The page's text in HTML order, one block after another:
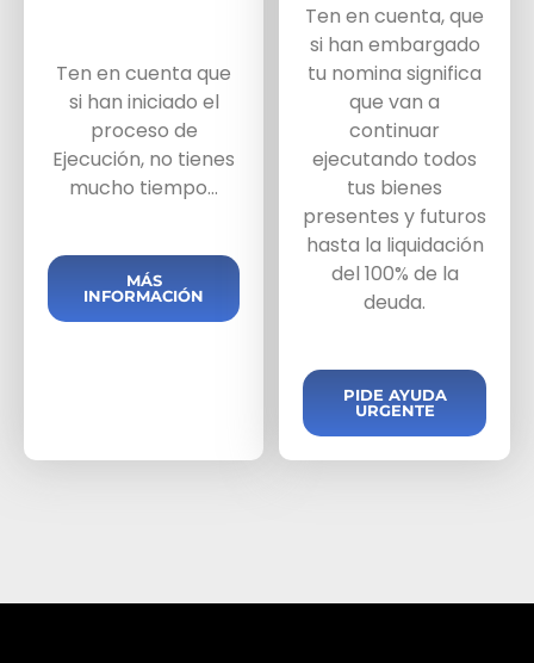
Ten en cuenta que
si han iniciado el
proceso de
Ejecución, no tienes
mucho tiempo…
MÁS
INFORMACIÓN
Ten en cuenta, que
si han embargado
tu nomina significa
que van a
continuar
ejecutando todos
tus bienes
presentes y futuros
hasta la liquidación
del 100% de la
deuda.
PIDE AYUDA
URGENTE